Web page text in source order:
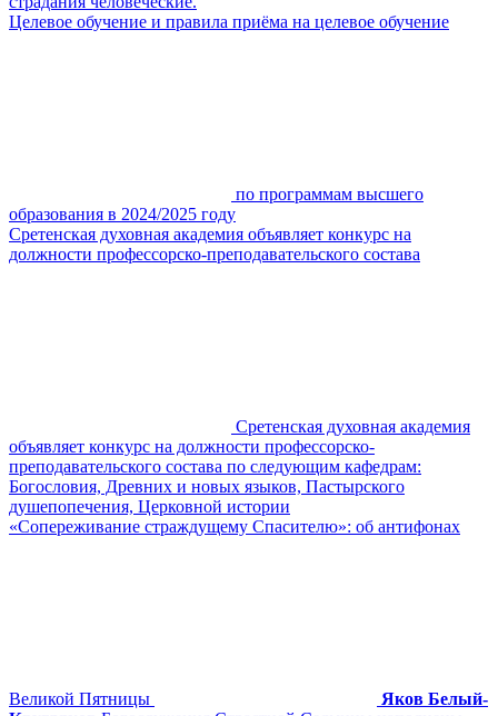
Целевое обучение и правила приёма на целевое обучение
по программам высшего
образования в 2024/2025 году
Сретенская духовная академия объявляет конкурс на
должности профессорско-преподавательского состава
Сретенская духовная академия
объявляет конкурс на должности профессорско-
преподавательского состава по следующим кафедрам:
Богословия, Древних и новых языков, Пастырского
душепопечения, Церковной истории
«Сопереживание страждущему Спасителю»: об антифонах
Великой Пятницы
Яков Белый-